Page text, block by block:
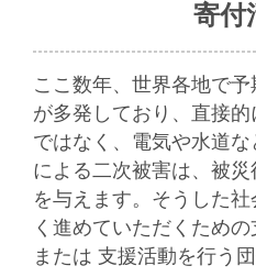
寄付
ここ数年、世界各地で
が多発しており、直接
ではなく、電気や水道
による二次被害は、被
を与えます。そうした
く進めていただくため
または 支援活動を行う